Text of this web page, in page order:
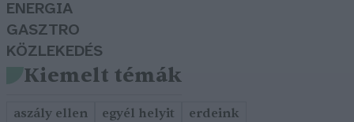
ENERGIA
GASZTRO
KÖZLEKEDÉS
Kiemelt témák
aszály ellen egyél helyit
erdeink